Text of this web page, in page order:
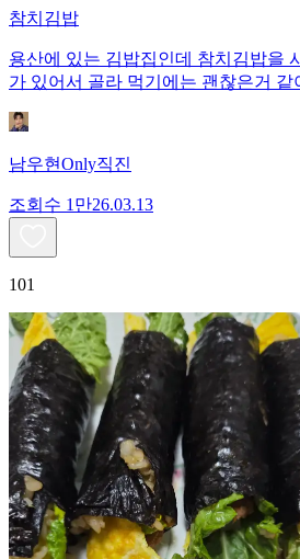
참치김밥
용산에 있는 김밥집인데 참치김밥을
가 있어서 골라 먹기에는 괜찮은거 같
남우현Only직진
조회수 1만26.03.13
101